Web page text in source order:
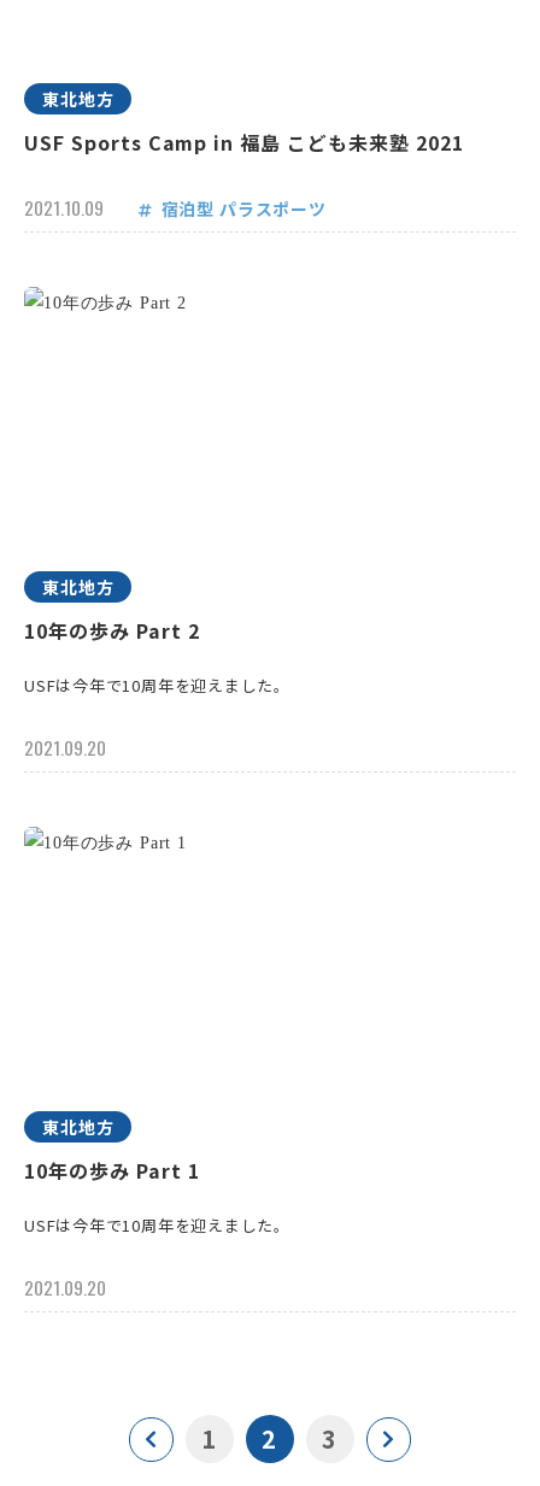
東北地方
USF Sports Camp in 福島 こども未来塾 2021
2021.10.09 宿泊型 パラスポーツ
東北地方
10年の歩み Part 2
USFは今年で10周年を迎えました。
2021.09.20
東北地方
10年の歩み Part 1
USFは今年で10周年を迎えました。
2021.09.20
1 2 3